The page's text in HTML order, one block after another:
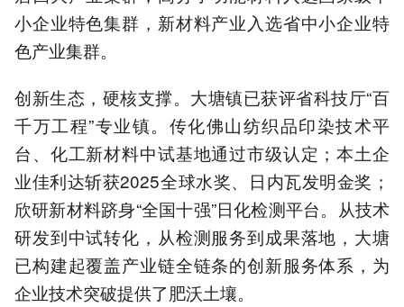
小企业特色集群，新材料产业入选省中小企业特
色产业集群。
创新生态，硬核支撑。大塘镇已获评省科技厅“百
千万工程”专业镇。传化佛山纺织品印染技术平
台、化工新材料中试基地通过市级认定；本土企
业佳利达斩获2025全球水奖、日内瓦发明金奖；
欣研新材料跻身“全国十强”日化检测平台。从技术
研发到中试转化，从检测服务到成果落地，大塘
已构建起覆盖产业链全链条的创新服务体系，为
企业技术突破提供了肥沃土壤。